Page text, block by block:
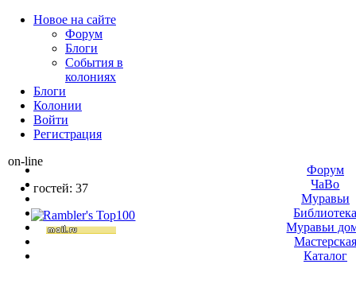
Новое на сайте
Форум
Блоги
События в
колониях
Блоги
Колонии
Войти
Peгиcтpaция
on-line
гостей: 37
Форум
ЧаВо
Муравьи
Муравьи
Мастерская
Каталог